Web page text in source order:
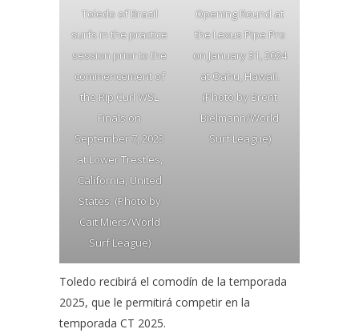
Toledo of Brazil
surfs in the practice
session prior to the
commencement of
the Rip Curl WSL
Finals on
September 7, 2023
at Lower Trestles,
California, United
States. (Photo by
Cait Miers/World
Surf League)
Opening Round at
the Lexus Pipe Pro
on January 31, 2024
at Oahu, Hawaii.
(Photo by Brent
Bielmann/World
Surf League)
Toledo recibirá el comodín de la temporada
2025, que le permitirá competir en la
temporada CT 2025.